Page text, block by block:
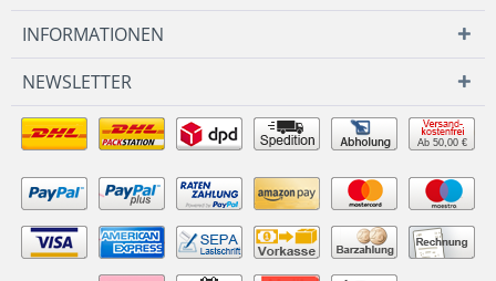
INFORMATIONEN
NEWSLETTER
Ab 50,00 €